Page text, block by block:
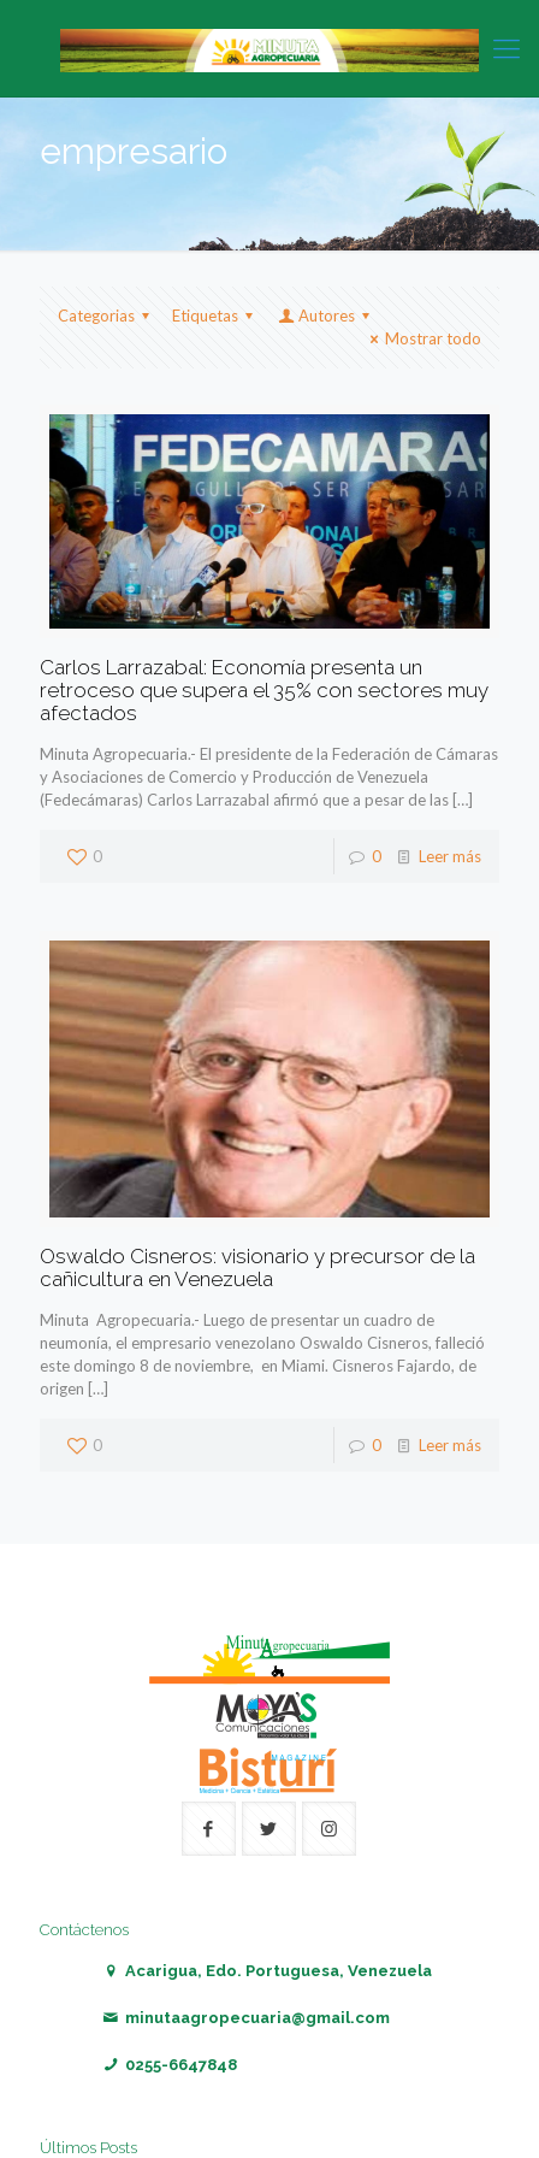
empresario
Categorias Etiquetas
Autores
Mostrar todo
Carlos Larrazabal: Economía presenta un
retroceso que supera el 35% con sectores muy
afectados
Minuta Agropecuaria.- El presidente de la Federación de Cámaras
y Asociaciones de Comercio y Producción de Venezuela
(Fedecámaras) Carlos Larrazabal afirmó que a pesar de las […]
0 0 Leer más
Oswaldo Cisneros: visionario y precursor de la
cañicultura en Venezuela
Minuta Agropecuaria.- Luego de presentar un cuadro de
neumonía, el empresario venezolano Oswaldo Cisneros, falleció
este domingo 8 de noviembre, en Miami. Cisneros Fajardo, de
origen […]
0 0 Leer más
Contáctenos
Acarigua, Edo. Portuguesa, Venezuela
minutaagropecuaria@gmail.com
0255-6647848
Últimos Posts